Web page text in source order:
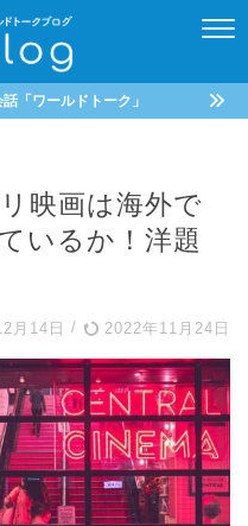
「ワールドトーク」
映画は海外で
いるか！洋題
月14日 / 2022年11月24日